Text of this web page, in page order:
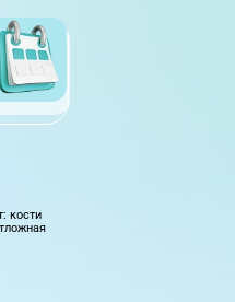
кости